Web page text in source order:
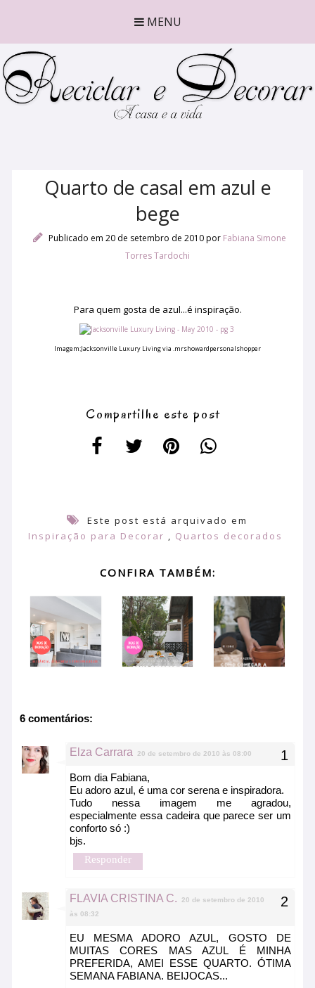
MENU
Quarto de casal em azul e
bege
Publicado em 20 de setembro de 2010por Fabiana Simone
Torres Tardochi
Para quem gosta de azul...é inspiração.
Imagem:Jacksonville Luxury Living via .mrshowardpersonalshopper
Compartilhe este post
Este post está arquivado em
Inspiração para Decorar , Quartos decorados
CONFIRA TAMBÉM:
6 comentários:
Elza Carrara 20 de setembro de 2010 às 08:00
Bom dia Fabiana,
Eu adoro azul, é uma cor serena e inspiradora.
Tudo nessa imagem me agradou,
especialmente essa cadeira que parece ser um
conforto só :)
bjs.
Responder
FLAVIA CRISTINA C.
20 de setembro de 2010
às 08:32
EU MESMA ADORO AZUL, GOSTO DE
MUITAS CORES MAS AZUL É MINHA
PREFERIDA, AMEI ESSE QUARTO. ÓTIMA
SEMANA FABIANA. BEIJOCAS...